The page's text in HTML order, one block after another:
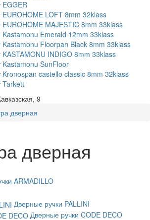
LOFT 8mm 32klass
MAJESTIC 8mm 33klass
Emerald 12mm 33klass
Floorpan Black 8mm 33klass
INDIGO 8mm 33klass
SunFloor
castello classic 8mm 32klass
9
дверная
дверная
ARMADILLO
Дверные ручки PALLINI
Дверные ручки CODE DECO